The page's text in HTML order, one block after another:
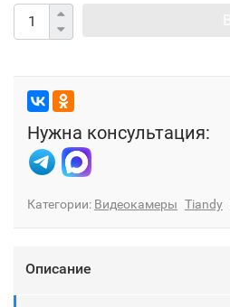
Нужна консультация:
Категории: Видеокамеры Tiandy
Описание